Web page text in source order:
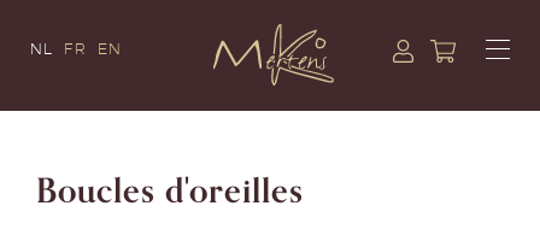
NL FR EN
Boucles d'oreilles